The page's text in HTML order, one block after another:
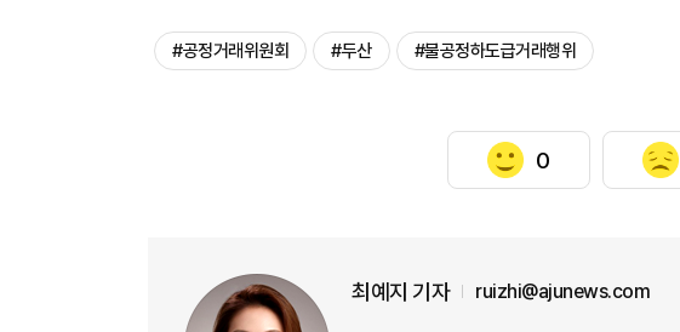
#공정거래위원회 #두산 #불공정하도급거래행위
0
최예지 기자 ruizhi@ajunews.com